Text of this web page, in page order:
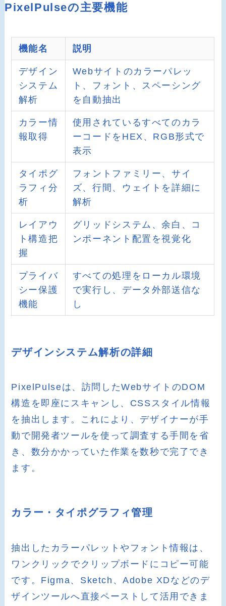
PixelPulseの主要機能
機能名 説明
デザイン
システム
解析
Webサイトのカラーパレッ
ト、フォント、スペーシング
を自動抽出
カラー情
報取得
使用されているすべてのカラ
ーコードをHEX、RGB形式で
表示
タイポグ
ラフィ分
析
フォントファミリー、サイ
ズ、行間、ウェイトを詳細に
解析
レイアウ
ト構造把
握
グリッドシステム、余白、コ
ンポーネント配置を視覚化
プライバ
シー保護
機能
すべての処理をローカル環境
で実行し、データ外部送信な
し
デザインシステム解析の詳細
PixelPulseは、訪問したWebサイトのDOM
構造を即座にスキャンし、CSSスタイル情報
を抽出します。これにより、デザイナーが手
動で開発者ツールを使って調査する手間を省
き、数分かかっていた作業を数秒で完了でき
ます。
カラー・タイポグラフィ管理
抽出したカラーパレットやフォント情報は、
ワンクリックでクリップボードにコピー可能
です。Figma、Sketch、Adobe XDなどのデ
ザインツールへ直接ペーストして活用できま